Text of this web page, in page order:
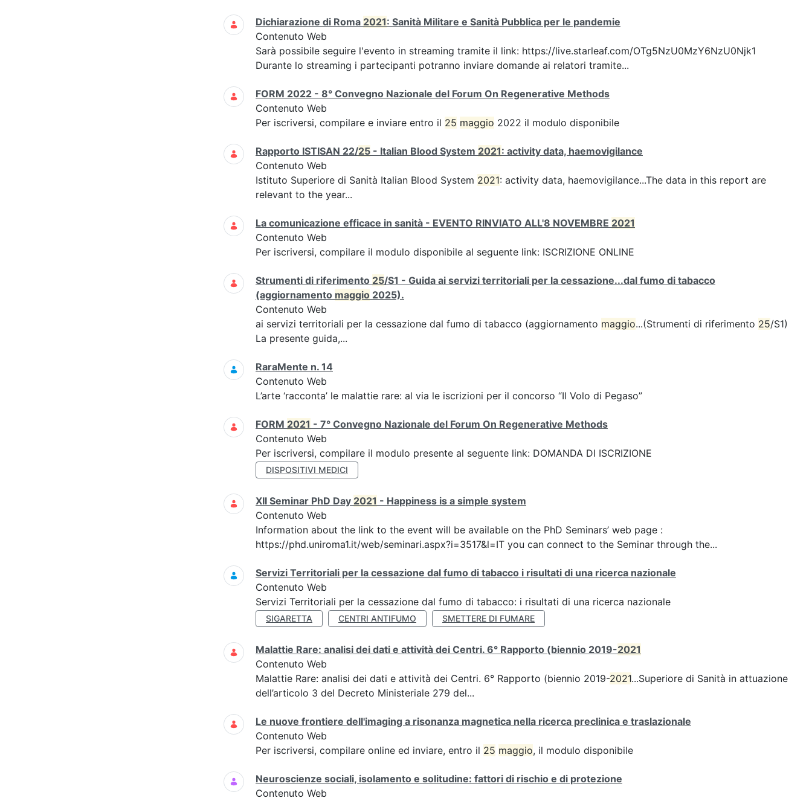
Dichiarazione di Roma 2021: Sanità Militare e Sanità Pubblica per le pandemie
Contenuto Web
Sarà possibile seguire l'evento in streaming tramite il link: https://live.starleaf.com/OTg5NzU0MzY6NzU0Njk1
Durante lo streaming i partecipanti potranno inviare domande ai relatori tramite...
FORM 2022 - 8° Convegno Nazionale del Forum On Regenerative Methods
Contenuto Web
Per iscriversi, compilare e inviare entro il 25 maggio 2022 il modulo disponibile
Rapporto ISTISAN 22/25 - Italian Blood System 2021: activity data, haemovigilance
Contenuto Web
Istituto Superiore di Sanità Italian Blood System 2021: activity data, haemovigilance...The data in this report are
relevant to the year...
La comunicazione efficace in sanità - EVENTO RINVIATO ALL'8 NOVEMBRE 2021
Contenuto Web
Per iscriversi, compilare il modulo disponibile al seguente link: ISCRIZIONE ONLINE
Strumenti di riferimento 25/S1 - Guida ai servizi territoriali per la cessazione...dal fumo di tabacco
(aggiornamento maggio 2025).
Contenuto Web
ai servizi territoriali per la cessazione dal fumo di tabacco (aggiornamento maggio...(Strumenti di riferimento 25/S1)
La presente guida,...
RaraMente n. 14
Contenuto Web
L’arte ‘racconta’ le malattie rare: al via le iscrizioni per il concorso “Il Volo di Pegaso”
FORM 2021 - 7° Convegno Nazionale del Forum On Regenerative Methods
Contenuto Web
Per iscriversi, compilare il modulo presente al seguente link: DOMANDA DI ISCRIZIONE
DISPOSITIVI MEDICI
XII Seminar PhD Day 2021 - Happiness is a simple system
Contenuto Web
Information about the link to the event will be available on the PhD Seminars’ web page :
https://phd.uniroma1.it/web/seminari.aspx?i=3517&l=IT you can connect to the Seminar through the...
Servizi Territoriali per la cessazione dal fumo di tabacco i risultati di una ricerca nazionale
Contenuto Web
Servizi Territoriali per la cessazione dal fumo di tabacco: i risultati di una ricerca nazionale
SIGARETTA CENTRI ANTIFUMO SMETTERE DI FUMARE
Malattie Rare: analisi dei dati e attività dei Centri. 6° Rapporto (biennio 2019-2021
Contenuto Web
Malattie Rare: analisi dei dati e attività dei Centri. 6° Rapporto (biennio 2019-2021...Superiore di Sanità in attuazione
dell’articolo 3 del Decreto Ministeriale 279 del...
Le nuove frontiere dell'imaging a risonanza magnetica nella ricerca preclinica e traslazionale
Contenuto Web
Per iscriversi, compilare online ed inviare, entro il 25 maggio, il modulo disponibile
Neuroscienze sociali, isolamento e solitudine: fattori di rischio e di protezione
Contenuto Web